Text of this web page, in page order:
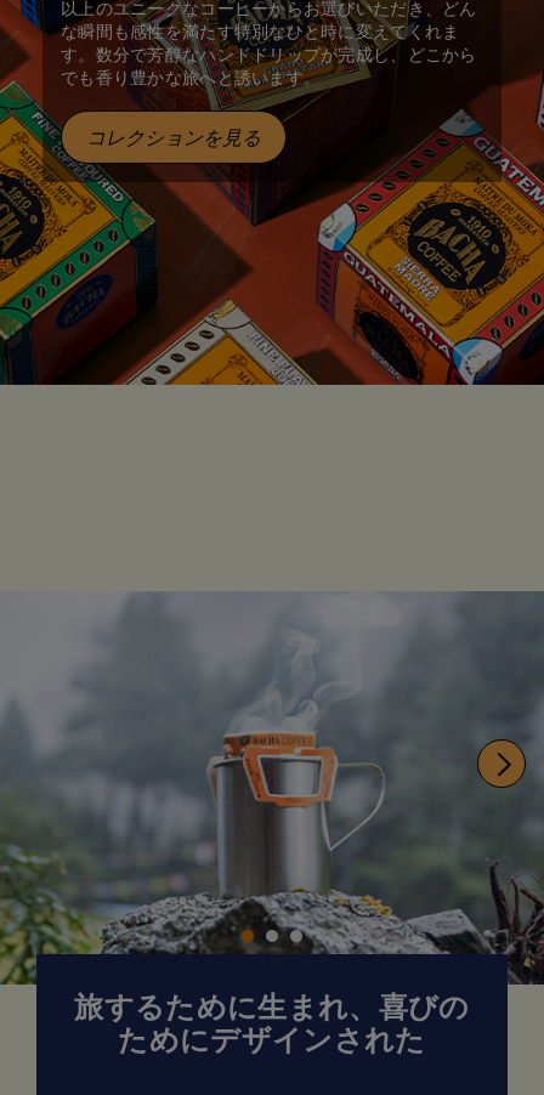
以上のユニークなコーヒーからお選びいただき、どん
な瞬間も感性を満たす特別なひと時に変えてくれま
す。数分で芳醇なハンドドリップが完成し、どこから
でも香り豊かな旅へと誘います。
コレクションを見る
旅するために生まれ、喜びの
ためにデザインされた